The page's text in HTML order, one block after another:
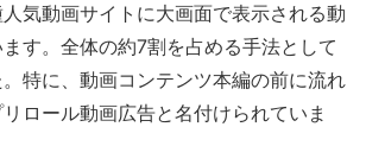
気動画サイトに大画面で表示される動
す。全体の約7割を占める手法として
特に、動画コンテンツ本編の前に流れ
ロール動画広告と名付けられていま